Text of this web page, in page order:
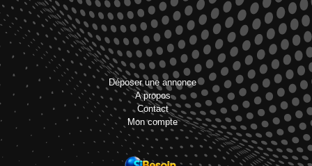
Déposer une annonce
A propos
Contact
Mon compte